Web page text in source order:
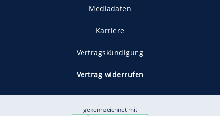
Mediadaten
Karriere
Vertragskündigung
Vertrag widerrufen
gekennzeichnet mit